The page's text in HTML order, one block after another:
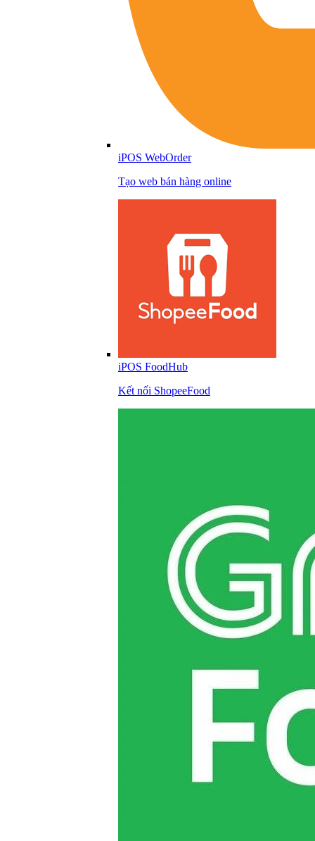
iPOS WebOrder
Tạo web bán hàng online
iPOS FoodHub
Kết nối ShopeeFood